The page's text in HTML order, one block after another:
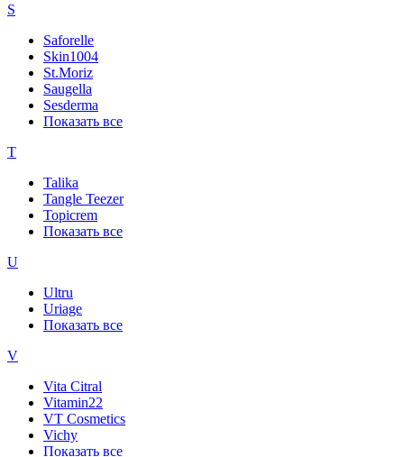
S
Saforelle
Skin1004
St.Moriz
Saugella
Sesderma
Показать все
T
Talika
Tangle Teezer
Topicrem
Показать все
U
Ultru
Uriage
Показать все
V
Vita Citral
Vitamin22
VT Cosmetics
Vichy
Показать все